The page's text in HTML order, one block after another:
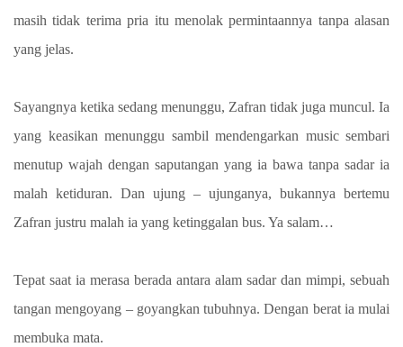
masih tidak terima pria itu menolak permintaannya tanpa alasan
yang jelas.
Sayangnya ketika sedang menunggu, Zafran tidak juga muncul. Ia
yang keasikan menunggu sambil mendengarkan music sembari
menutup wajah dengan saputangan yang ia bawa tanpa sadar ia
malah ketiduran. Dan ujung – ujunganya, bukannya bertemu
Zafran justru malah ia yang ketinggalan bus. Ya salam…
Tepat saat ia merasa berada antara alam sadar dan mimpi, sebuah
tangan mengoyang – goyangkan tubuhnya. Dengan berat ia mulai
membuka mata.